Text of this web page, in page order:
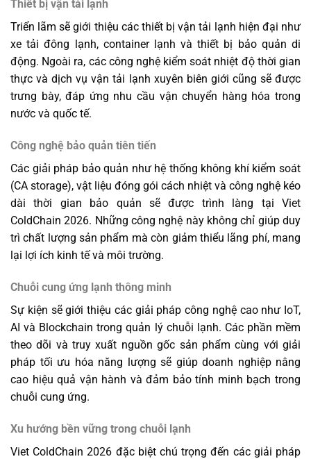
Thiết bị vận tải lạnh
Triển lãm sẽ giới thiệu các thiết bị vận tải lạnh hiện đại như
xe tải đông lạnh, container lạnh và thiết bị bảo quản di
động. Ngoài ra, các công nghệ kiểm soát nhiệt độ thời gian
thực và dịch vụ vận tải lạnh xuyên biên giới cũng sẽ được
trưng bày, đáp ứng nhu cầu vận chuyển hàng hóa trong
nước và quốc tế.
Công nghệ bảo quản tiên tiến
Các giải pháp bảo quản như hệ thống không khí kiểm soát
(CA storage), vật liệu đóng gói cách nhiệt và công nghệ kéo
dài thời gian bảo quản sẽ được trình làng tại Viet
ColdChain 2026. Những công nghệ này không chỉ giúp duy
trì chất lượng sản phẩm mà còn giảm thiểu lãng phí, mang
lại lợi ích kinh tế và môi trường.
Chuỗi cung ứng lạnh thông minh
Sự kiện sẽ giới thiệu các giải pháp công nghệ cao như IoT,
AI và Blockchain trong quản lý chuỗi lạnh. Các phần mềm
theo dõi và truy xuất nguồn gốc sản phẩm cùng với giải
pháp tối ưu hóa năng lượng sẽ giúp doanh nghiệp nâng
cao hiệu quả vận hành và đảm bảo tính minh bạch trong
chuỗi cung ứng.
Xu hướng bền vững trong chuỗi lạnh
Viet ColdChain 2026 đặc biệt chú trọng đến các giải pháp